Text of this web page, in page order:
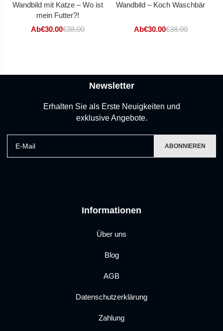
Wandbild mit Katze – Wo ist
mein Futter?!
Ab€30.00€38.00
Wandbild – Koch Waschbär
Ab€30.00€38.00
Informationen
Über uns
Blog
AGB
Datenschutzerklärung
Zahlung
Newsletter
Erhalten Sie als Erste Neuigkeiten und
exklusive Angebote.
ABONNIEREN